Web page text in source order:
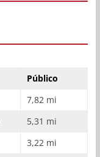
Público
7,82 mi
5,31 mi
3,22 mi